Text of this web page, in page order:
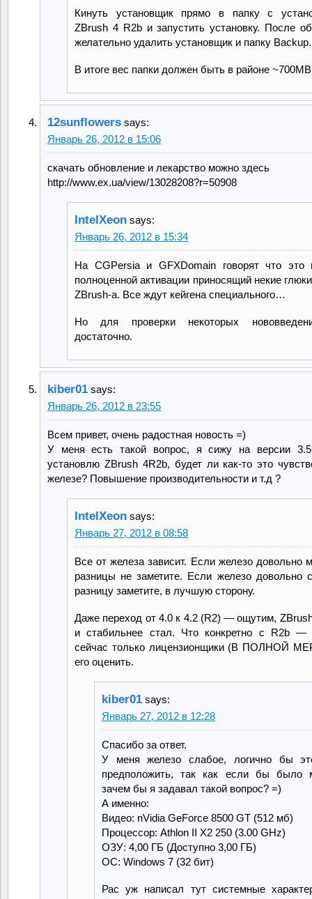
Кинуть установщик прямо в папку с
ZBrush 4 R2b и запустить установку. После
желательно удалить установщик и папку Backup.
В итоге вес папки должен быть в районе
12sunflowers says:
Январь 26, 2012 в 15:06
скачать обновление и лекарство можно здесь
http://www.ex.ua/view/13028208?r=50908
IntelXeon says:
Январь 26, 2012 в 15:34
На CGPersia и GFXDomain говорят что это
полноценной активации приносящий некие
ZBrush-а. Все ждут кейгена специального…
Но для проверки некоторых
достаточно.
kiber01 says:
Январь 26, 2012 в 23:55
Всем привет, очень радостная новость =)
У меня есть такой вопрос, я сижу на версии
установлю ZBrush 4R2b, будет ли как-то это
железе? Повышение производительности и т.д ?
IntelXeon says:
Январь 27, 2012 в 08:58
Все от железа зависит. Если железо довольно
разницы не заметите. Если железо довольно
разницу заметите, в лучшую сторону.
Даже переход от 4.0 к 4.2 (R2) — ощутим,
и стабильнее стал. Что конкретно с R2b —
сейчас только лицензионщики (В ПОЛНОЙ
его оценить.
kiber01 says:
Январь 27, 2012 в 12:28
Спасибо за ответ.
У меня железо слабое, логично бы
предположить, так как если бы было
зачем бы я задавал такой вопрос? =)
А именно:
Видео: nVidia GeForce 8500 GT (512 мб)
Процессор: Athlon II X2 250 (3.00 GHz)
ОЗУ: 4,00 ГБ (Доступно 3,00 ГБ)
ОС: Windows 7 (32 бит)
Рас уж написал тут системные